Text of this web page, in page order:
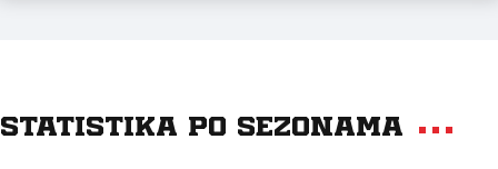
Statistika po sezonama